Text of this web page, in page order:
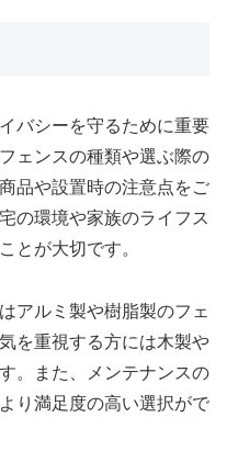
バシーを守るために重要
ェンスの種類や選ぶ際の
品や設置時の注意点をご
の環境や家族のライフス
とが大切です。
アルミ製や樹脂製のフェ
を重視する方には木製や
。また、メンテナンスの
り満足度の高い選択がで